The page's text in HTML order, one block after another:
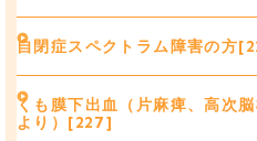
自閉症スペクトラム障害の方
くも膜下出血（片麻痺、高次
より）[227]